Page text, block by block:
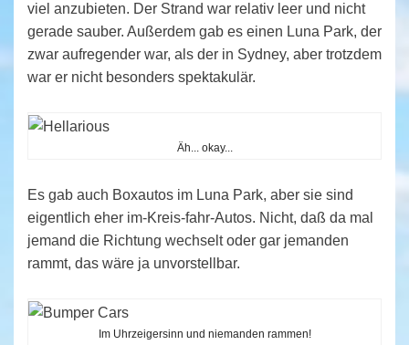
viel anzubieten. Der Strand war relativ leer und nicht
gerade sauber. Außerdem gab es einen Luna Park, der
zwar aufregender war, als der in Sydney, aber trotzdem
war er nicht besonders spektakulär.
Äh... okay...
Es gab auch Boxautos im Luna Park, aber sie sind
eigentlich eher im-Kreis-fahr-Autos. Nicht, daß da mal
jemand die Richtung wechselt oder gar jemanden
rammt, das wäre ja unvorstellbar.
Im Uhrzeigersinn und niemanden rammen!